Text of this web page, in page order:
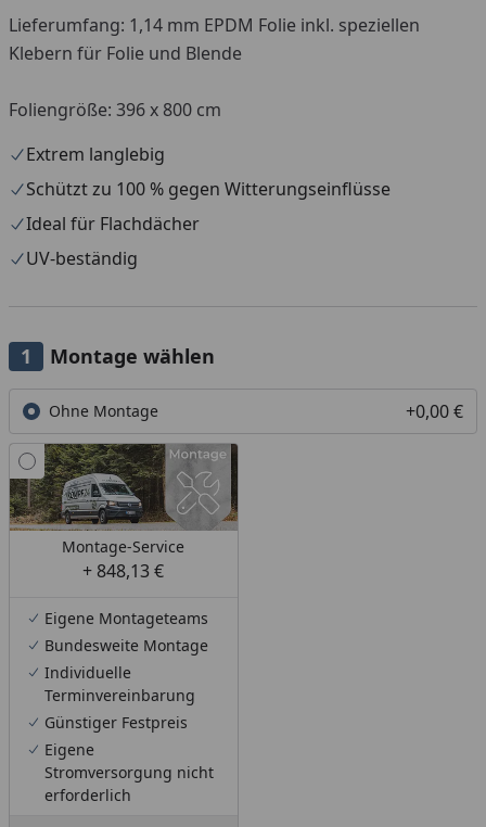
Lieferumfang: 1,14 mm EPDM Folie inkl. speziellen
Klebern für Folie und Blende
Foliengröße: 396 x 800 cm
Extrem langlebig
Schützt zu 100 % gegen Witterungseinflüsse
Ideal für Flachdächer
UV-beständig
Montage wählen
Ohne Montage +0,00 €
Montage-Service
+ 848,13 €
Eigene Montageteams
Bundesweite Montage
Individuelle
Terminvereinbarung
Günstiger Festpreis
Eigene
Stromversorgung nicht
erforderlich